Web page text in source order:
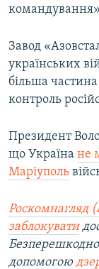
Завод
українських
більша
контроль
Президент
що Україна не
Маріуполь
Роскомнагляд
заблокувати
допомогою